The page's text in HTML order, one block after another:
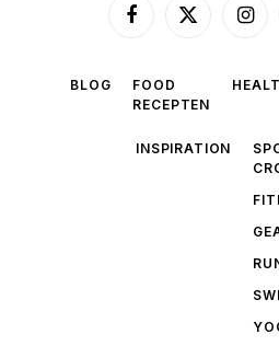
Facebook
X
BLOG
FOOD
RECEPTEN
INSPIRATION